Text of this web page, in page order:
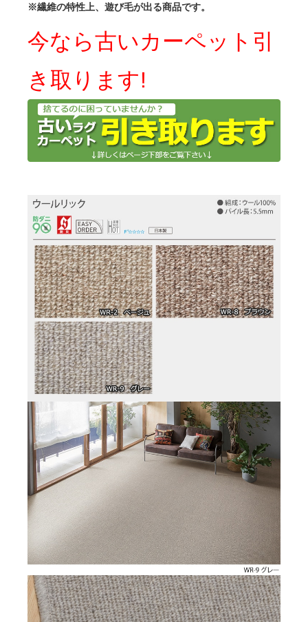
※繊維の特性上、遊び毛が出る商品です。
今なら古いカーペット引
き取ります!